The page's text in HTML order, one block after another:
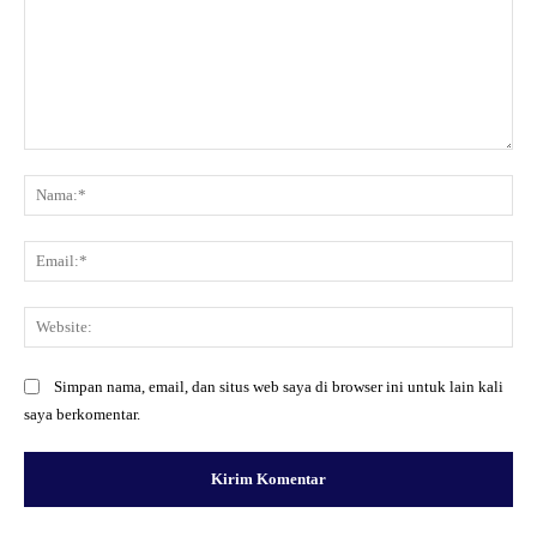
Simpan nama, email, dan situs web saya di browser ini untuk lain kali
saya berkomentar.